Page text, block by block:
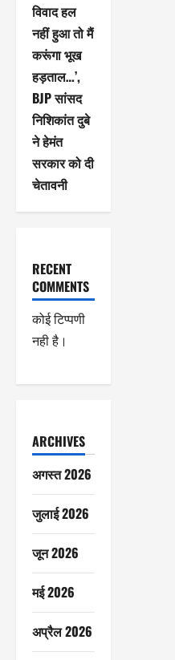
विवाद हल
नहीं हुआ तो मैं
करूंगा भूख
हड़ताल…’,
BJP सांसद
निशिकांत दुबे
ने हेमंत
सरकार को दी
चेतावनी
RECENT
COMMENTS
कोई टिप्पणी
नही है।
ARCHIVES
अगस्त 2026
जुलाई 2026
जून 2026
मई 2026
अप्रैल 2026